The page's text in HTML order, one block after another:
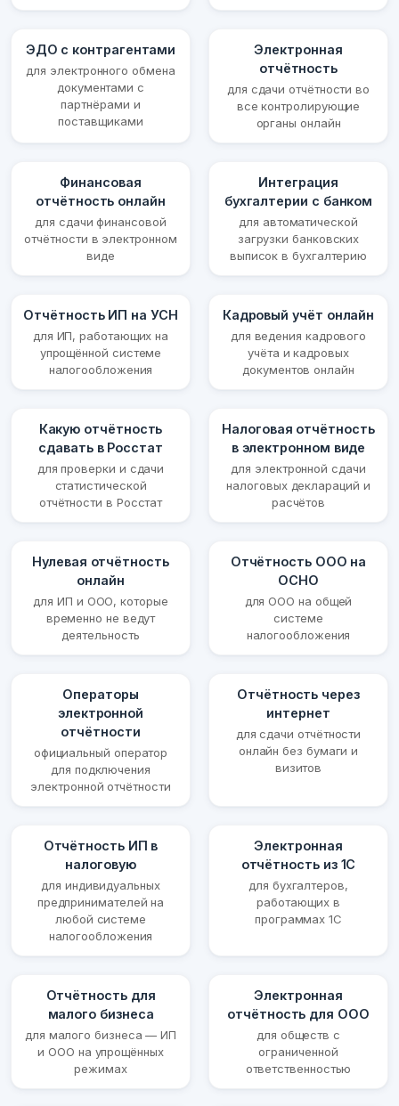
ЭДО с контрагентами
для электронного обмена
документами с
партнёрами и
поставщиками
Электронная
отчётность
для сдачи отчётности во
все контролирующие
органы онлайн
Финансовая
отчётность онлайн
для сдачи финансовой
отчётности в электронном
виде
Интеграция
бухгалтерии с банком
для автоматической
загрузки банковских
выписок в бухгалтерию
Отчётность ИП на УСН
для ИП, работающих на
упрощённой системе
налогообложения
Кадровый учёт онлайн
для ведения кадрового
учёта и кадровых
документов онлайн
Какую отчётность
сдавать в Росстат
для проверки и сдачи
статистической
отчётности в Росстат
Налоговая отчётность
в электронном виде
для электронной сдачи
налоговых деклараций и
расчётов
Нулевая отчётность
онлайн
для ИП и ООО, которые
временно не ведут
деятельность
Отчётность ООО на
ОСНО
для ООО на общей
системе
налогообложения
Операторы
электронной
отчётности
официальный оператор
для подключения
электронной отчётности
Отчётность через
интернет
для сдачи отчётности
онлайн без бумаги и
визитов
Отчётность ИП в
налоговую
для индивидуальных
предпринимателей на
любой системе
налогообложения
Электронная
отчётность из 1С
для бухгалтеров,
работающих в
программах 1С
Отчётность для
малого бизнеса
для малого бизнеса — ИП
и ООО на упрощённых
режимах
Электронная
отчётность для ООО
для обществ с
ограниченной
ответственностью